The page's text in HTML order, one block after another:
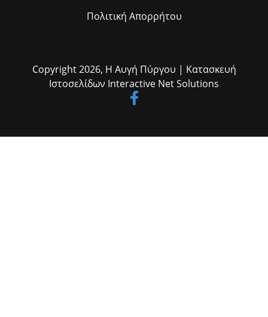
Πολιτική Απορρήτου
Copyright 2026, Η Αυγή Πύργου | Κατασκευή
Ιστοσελίδων Interactive Net Solutions